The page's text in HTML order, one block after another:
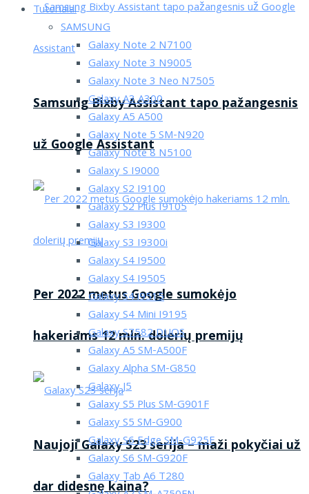
Samsung Bixby Assistant tapo pažangesnis
už Google Assistant
Per 2022 metus Google sumokėjo
hakeriams 12 mln. dolerių premijų
Naujoji Galaxy S23 serija – maži pokyčiai už
dar didesnę kaina?
Tutorialai
SAMSUNG
Galaxy Note 2 N7100
Galaxy Note 3 N9005
Galaxy Note 3 Neo N7505
Galaxy A3 A300
Galaxy A5 A500
Galaxy Note 5 SM-N920
Galaxy Note 8 N5100
Galaxy S I9000
Galaxy S2 I9100
Galaxy S2 Plus I9105
Galaxy S3 I9300
Galaxy S3 I9300i
Galaxy S4 I9500
Galaxy S4 I9505
Galaxy S4 i9515
Galaxy S4 Mini I9195
Galaxy S7582 DUOS
Galaxy A5 SM-A500F
Galaxy Alpha SM-G850
Galaxy J5
Galaxy S5 Plus SM-G901F
Galaxy S5 SM-G900
Galaxy S6 Edge SM-G925F
Galaxy S6 SM-G920F
Galaxy Tab A6 T280